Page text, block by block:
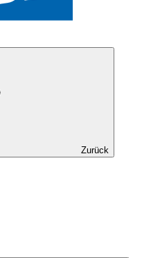
Zurück